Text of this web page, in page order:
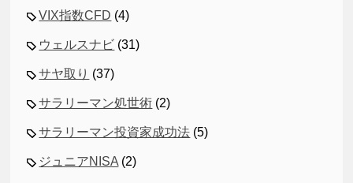
VIX指数CFD (4)
ウェルスナビ (31)
サヤ取り (37)
サラリーマン処世術 (2)
サラリーマン投資家成功法 (5)
ジュニアNISA (2)